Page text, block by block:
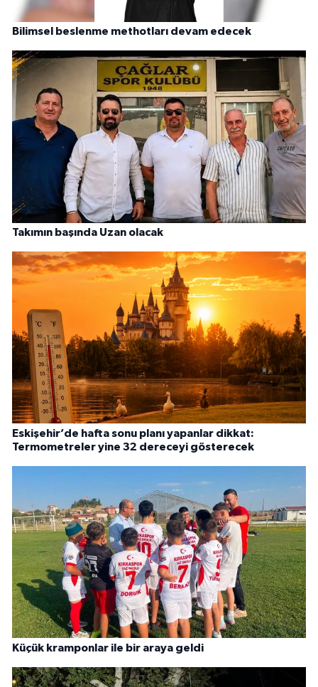
Bilimsel beslenme methotları devam edecek
Takımın başında Uzan olacak
Eskişehir’de hafta sonu planı yapanlar dikkat:
Termometreler yine 32 dereceyi gösterecek
Küçük kramponlar ile bir araya geldi